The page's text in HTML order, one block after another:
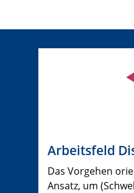
Arbeitsfeld
Das Vorgehen
Ansatz, um